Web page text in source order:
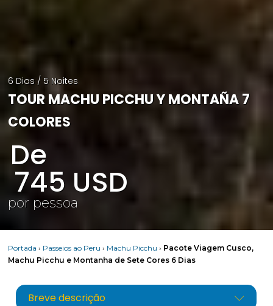
6 Dias / 5 Noites
TOUR MACHU PICCHU Y MONTAÑA 7
COLORES
De
745 USD
por pessoa
Portada › Passeios ao Peru › Machu Picchu › Pacote Viagem Cusco,
Machu Picchu e Montanha de Sete Cores 6 Dias
Breve descrição